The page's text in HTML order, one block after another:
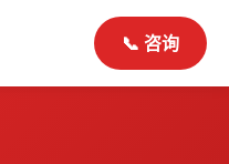
📞 咨询